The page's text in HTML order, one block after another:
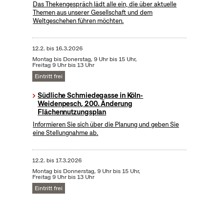
Das Thekengespräch lädt alle ein, die über aktuelle
Themen aus unserer Gesellschaft und dem
Weltgeschehen führen möchten.
12.2. bis16.3.2026
Montag bis Donerstag, 9 Uhr bis 15 Uhr,
Freitag 9 Uhr bis 13 Uhr
Eintritt frei
Südliche Schmiedegasse in Köln-
Weidenpesch, 200. Änderung
Flächennutzungsplan
Informieren Sie sich über die Planung und geben Sie
eine Stellungnahme ab.
12.2. bis17.3.2026
Montag bis Donnerstag, 9 Uhr bis 15 Uhr,
Freitag 9 Uhr bis 13 Uhr
Eintritt frei